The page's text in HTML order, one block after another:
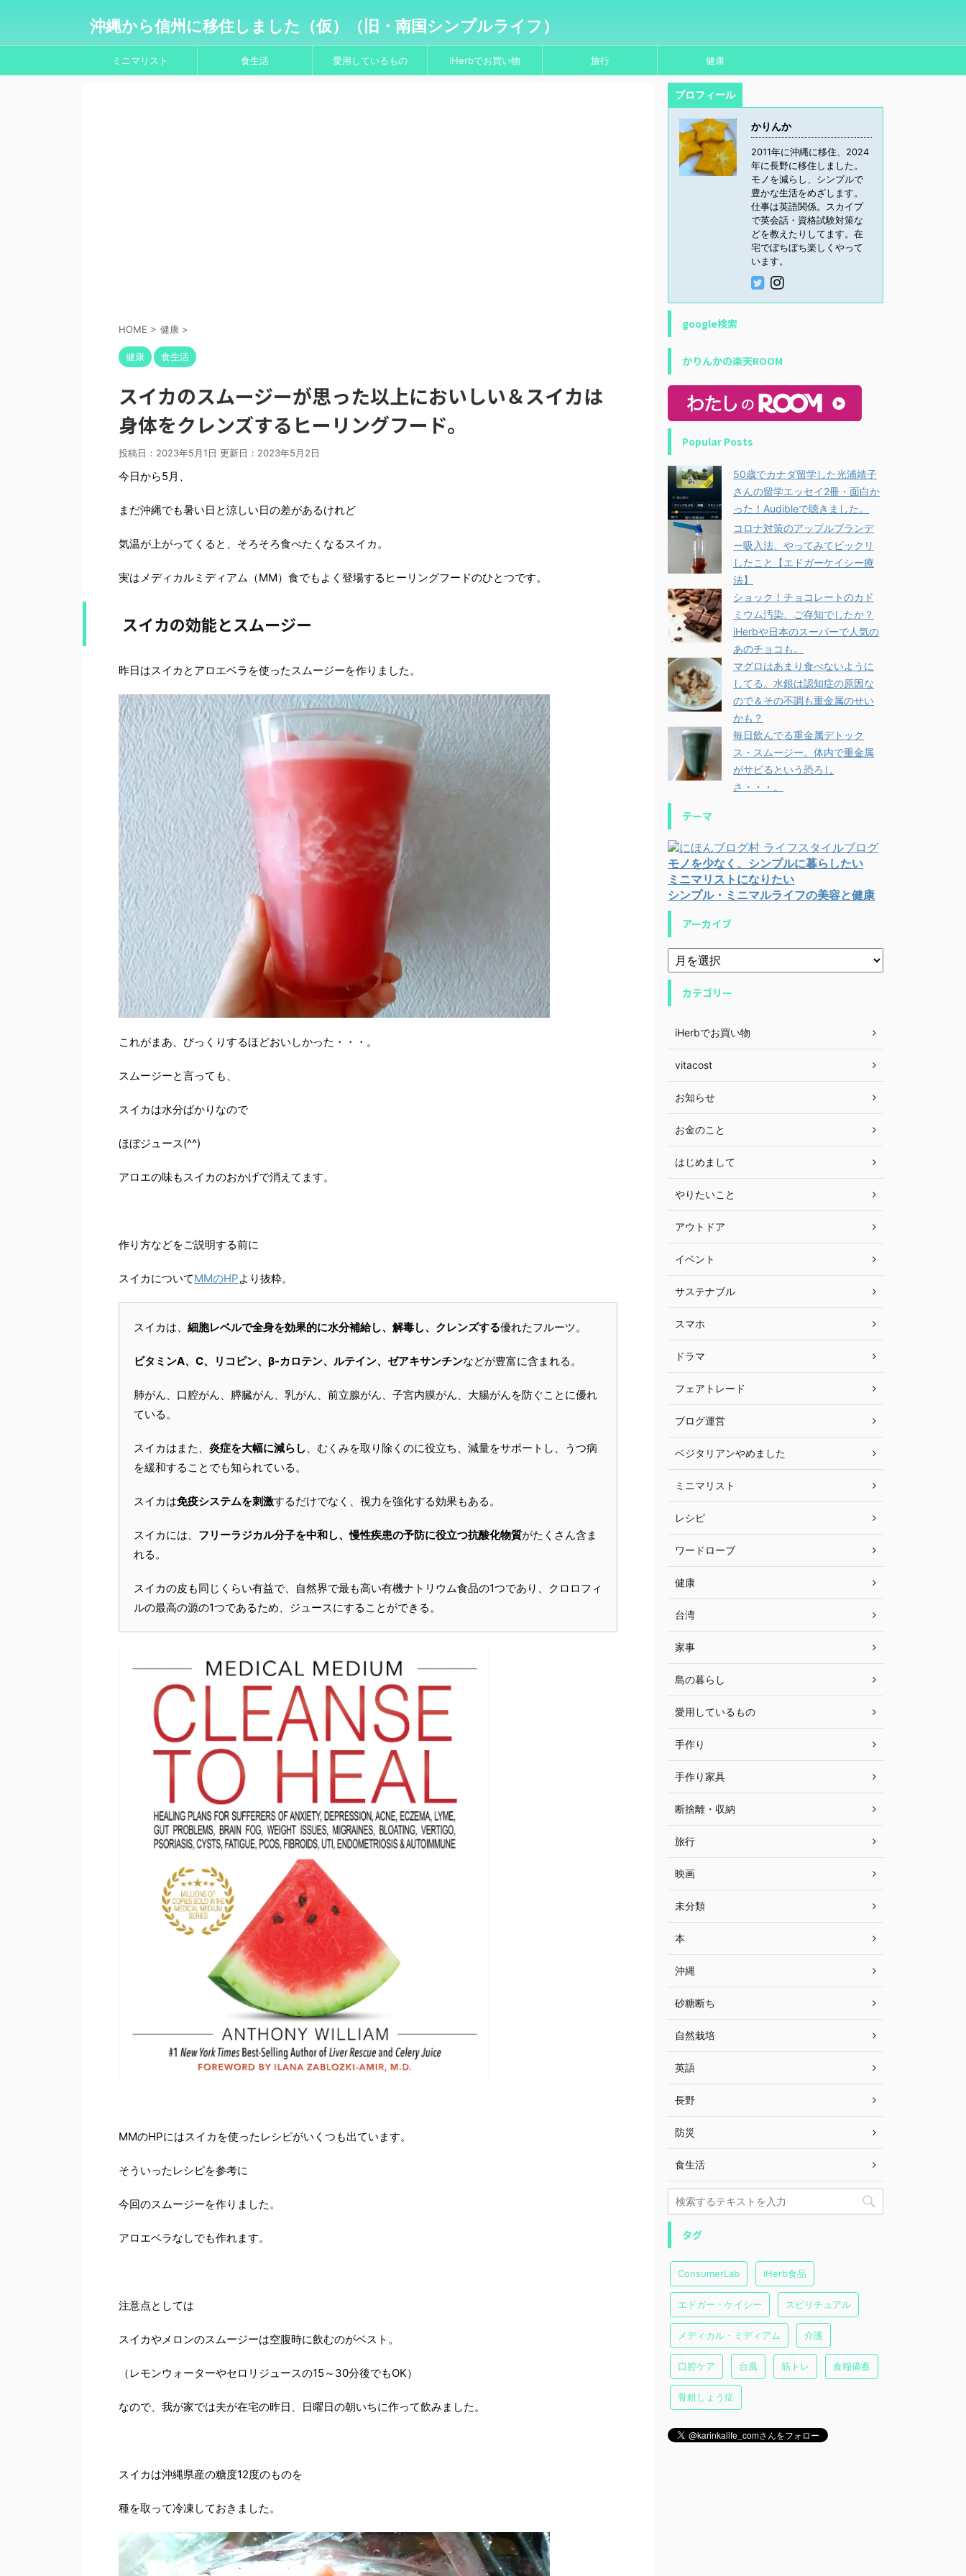
沖縄から信州に移住しました（仮）（旧・南国シンプルライフ）
ミニマリスト 食生活 愛用しているもの iHerbでお買い物 旅行 健康
HOME > 健康 >
健康 食生活
スイカのスムージーが思った以上においしい＆スイカは
身体をクレンズするヒーリングフード。
投稿日：2023年5月1日 更新日： 2023年5月2日
今日から5月、
まだ沖縄でも暑い日と涼しい日の差があるけれど
気温が上がってくると、そろそろ食べたくなるスイカ。
実はメディカルミディアム（MM）食でもよく登場するヒーリングフードのひとつです。
スイカの効能とスムージー
昨日はスイカとアロエベラを使ったスムージーを作りました。
これがまあ、びっくりするほどおいしかった・・・。
スムージーと言っても、
スイカは水分ばかりなので
ほぼジュース(^^)
アロエの味もスイカのおかげで消えてます。
作り方などをご説明する前に
スイカについてMMのHPより抜粋。
スイカは、 細胞レベルで全身を効果的に水分補給し、解毒し、クレンズする優れたフルーツ。
ビタミンA、C、リコピン、β-カロテン、ルテイン、ゼアキサンチンなどが豊富に含まれる。
肺がん、口腔がん、膵臓がん、乳がん、前立腺がん、子宮内膜がん、大腸がんを防ぐことに優れ
ている。
スイカはまた、 炎症を大幅に減らし、むくみを取り除くのに役立ち、減量をサポートし、うつ病
を緩和することでも知られている。
スイカは免疫システムを刺激するだけでなく、視力を強化する効果もある。
スイカには、 フリーラジカル分子を中和し、慢性疾患の予防に役立つ抗酸化物質がたくさん含ま
れる。
スイカの皮も同じくらい有益で、自然界で最も高い有機ナトリウム食品の1つであり、クロロフィ
ルの最高の源の1つであるため、ジュースにすることができる。
MMのHPにはスイカを使ったレシピがいくつも出ています。
そういったレシピを参考に
今回のスムージーを作りました。
アロエベラなしでも作れます。
注意点としては
スイカやメロンのスムージーは空腹時に飲むのがベスト。
（レモンウォーターやセロリジュースの15～30分後でもOK）
なので、我が家では夫が在宅の昨日、日曜日の朝いちに作って飲みました。
スイカは沖縄県産の糖度12度のものを
種を取って冷凍しておきました。
プロフィール
かりんか
2011年に沖縄に移住、2024
年に長野に移住しました。
モノを減らし、シンプルで
豊かな生活をめざします。
仕事は英語関係。スカイプ
で英会話・資格試験対策な
どを教えたりしてます。在
宅でぼちぼち楽しくやって
います。
google検索
かりんかの楽天ROOM
Popular Posts
50歳でカナダ留学した光浦靖子
さんの留学エッセイ2冊・面白か
った！Audibleで聴きました。
コロナ対策のアップルブランデ
ー吸入法、やってみてビックリ
したこと【エドガーケイシー療
法】
ショック！チョコレートのカド
ミウム汚染、ご存知でしたか？
iHerbや日本のスーパーで人気の
あのチョコも。
マグロはあまり食べないように
してる。水銀は認知症の原因な
ので＆その不調も重金属のせい
かも？
毎日飲んでる重金属デトック
ス・スムージー。体内で重金属
がサビるという恐ろし
さ・・・。
テーマ
モノを少なく、シンプルに暮らしたい
ミニマリストになりたい
シンプル・ミニマルライフの美容と健康
アーカイブ
カテゴリー
iHerbでお買い物
vitacost
お知らせ
お金のこと
はじめまして
やりたいこと
アウトドア
イベント
サステナブル
スマホ
ドラマ
フェアトレード
ブログ運営
ベジタリアンやめました
ミニマリスト
レシピ
ワードローブ
健康
台湾
家事
島の暮らし
愛用しているもの
手作り
手作り家具
断捨離・収納
旅行
映画
未分類
本
沖縄
砂糖断ち
自然栽培
英語
長野
防災
食生活
タグ
ConsumerLab iHerb食品
エドガー・ケイシー スピリチュアル
メディカル・ミディアム 介護
口腔ケア 台風 筋トレ 食糧備蓄
骨粗しょう症